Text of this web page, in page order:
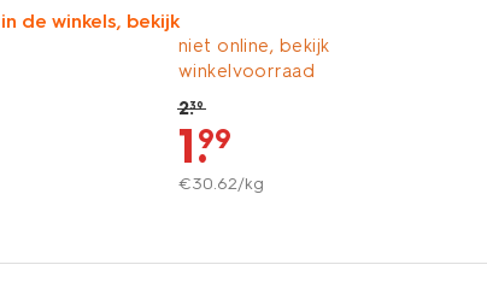
de winkels, bekijk
niet online, bekijk
winkelvoorraad
2.39
1.
99
€30.62/kg